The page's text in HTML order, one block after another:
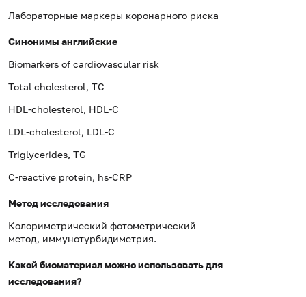
Лабораторные маркеры коронарного риска
Синонимы английские
Biomarkers of cardiovascular risk
Total cholesterol, TC
HDL-cholesterol, HDL-C
LDL-cholesterol, LDL-C
Triglycerides, TG
C-reactive protein, hs-CRP
Метод исследования
Колориметрический фотометрический
метод, иммунотурбидиметрия.
Какой биоматериал можно использовать для
исследования?